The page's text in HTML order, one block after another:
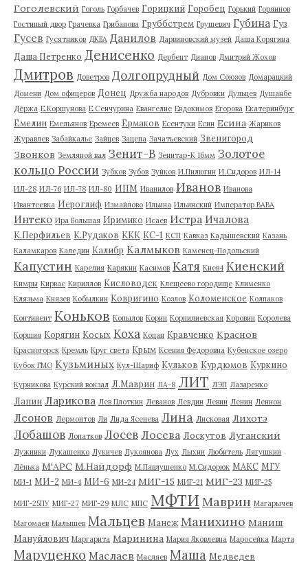
Гоголевский Гоголь Горбачев Горицкий Горобец Горький Горяинов
Гостиный двор Грачевка Грибанова Груббстрем Грушевич Губина Гуз
Гусев Гусятников ДКБА Данилов Дарвиновский музей Даша Корягина
Даша Петренко Денисенко Дербент Дианов Дмитрий Жохов
Дмитров Доветров Долгопрудный Дом Союзов Домарацкий
Домени Дом офицеров Донец Дружба народов Дубровки Дульцев Душанбе
Дёржа Е.Коршунова Е.Сенчурина Евангелие Евдокимов Егорова Екатеринбург
Емелин Емельянов Еремеев Ермаков Есентуки Есин Есина Жариков
Журавлев Забайкалье Зайцев Зацепа Зачатьевский Звенигород
Звонков Земляной вал Зенит-В Зенитар-К 16мм Золотое
кольцо России Зубков Зубов Зуйков И.Пилюгин И.Сидоров ИЛ-14
ИЛ-28 ИЛ-76 ИЛ-78 ИЛ-80 ИПМ Иванилов Иванов Иванова
Ивантеевка Иероглиф Измайлово Ильина Ильинский Император ВАВА
Интеко Ира Большая Иримико Исаев Истра Ичалова
К.Перфильев К.Рудаков ККК КС-1 КСП Кавказ Кадышевский Казань
Каламкаров Каледин Калибр Калмыков Каменец-Подольский
Капустин Карелия Карякин Касимов Катя Киев4 Киенский
Кимры Кирвас Кириллов Кисловодск Клещеево городище Клименко
Клязьма Князев Кобылкин Ковригино Козлов Коломенское Колпаков
Континент Коньков Копылов Корин Корнилиевская Коровин Королева
Коршия Корягин Косых Коха Коцан Кравченко Краснов
Красногорск Кремль Круг света Крым Ксения Федоровна Кубенское озеро
Кубок ГМО Кузьминых Кул-Шариф Кульков Курдюмов Куркино
Курникова Курский вокзал Л.Маврин ЛА-8 ЛИТ ЛЭП Лазаренко
Лапин Ларикова Лев Плоткин Леванов Левдин Левин Ленин Леннон
Леонов Лермонтов Ли Лида Ясенева Лина Лисковая Лихотэ
Лобашов Лопатков Лосев Лосева Лоскутов Луганский
Лужники Лукашенко Лукичев Лукоянова Лух Лыхин Любитель Лягушкин
Лёнька М'АРС М.Найдорф М.Павлушенко М.Сидорюк МАКС МГУ
МИ-1 МИ-2 МИ-4 МИ-6 МИ-24 МИГ-15 МИГ-21 МИГ-23 МИГ-25
МИГ-25ПУ МИГ-27 МИГ-29 МЛС МПС МФТИ Маврин Магарычев
Магомаев Малышев Мальцев Манеж Манихино Маниш
Мануйлович Маргарита Маринина Мария Яковлевна Маросейка Марта
Маруценко Маслаев Масляев Маша Медведев